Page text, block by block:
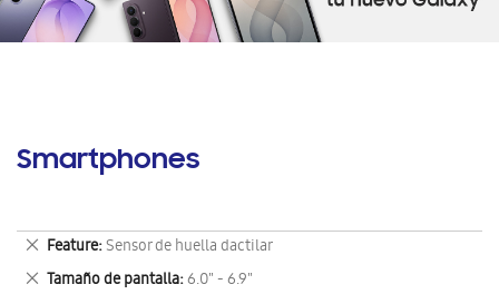
Smartphones
Feature Sensor de huella dactilar
Eliminar
este
artículo
Tamaño de pantalla 6.0" - 6.9"
Eliminar